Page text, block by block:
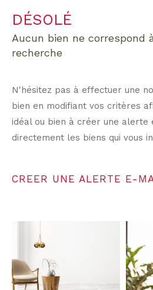
DÉSOLÉ
aucun bien ne correspond à vos critères de
recherche
N'hésitez pas à effectuer une
bien en modifiant vos critères
idéal ou bien à créer une alerte
directement les biens qui vous
CREER UNE ALERTE E-